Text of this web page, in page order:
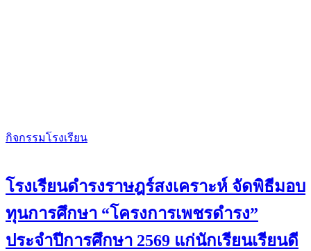
กิจกรรมโรงเรียน
โรงเรียนดำรงราษฎร์สงเคราะห์ จัดพิธีมอบ
ทุนการศึกษา “โครงการเพชรดำรง”
ประจำปีการศึกษา 2569 แก่นักเรียนเรียนดี